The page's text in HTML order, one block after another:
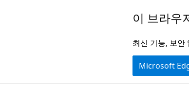
로
이 브라우
최신 기능, 보
Microsoft